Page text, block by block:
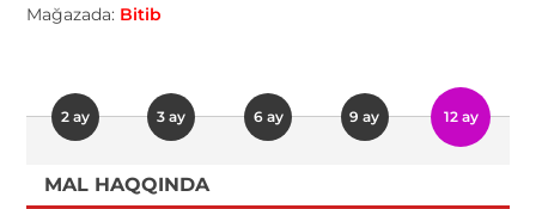
Mağazada: Bitib
2 ay 3 ay 6 ay 9 ay 12 ay
MAL HAQQINDA